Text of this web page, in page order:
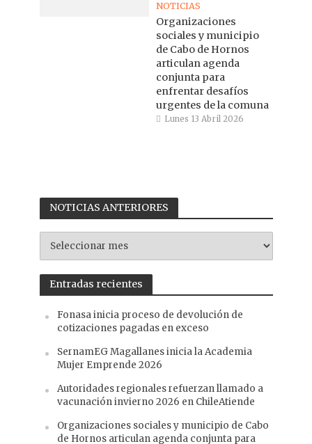
NOTICIAS
Organizaciones
sociales y municipio
de Cabo de Hornos
articulan agenda
conjunta para
enfrentar desafíos
urgentes de la comuna
Lunes 13 Abril 2026
NOTICIAS ANTERIORES
ANTERIORES
Entradas recientes
Fonasa inicia proceso de devolución de
cotizaciones pagadas en exceso
SernamEG Magallanes inicia la Academia
Mujer Emprende 2026
Autoridades regionales refuerzan llamado a
vacunación invierno 2026 en ChileAtiende
Organizaciones sociales y municipio de Cabo
de Hornos articulan agenda conjunta para